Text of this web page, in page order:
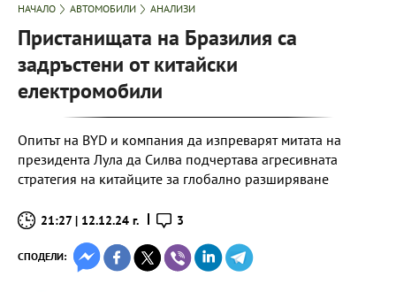
НАЧАЛО АВТОМОБИЛИ АНАЛИЗИ
Пристанищата на Бразилия са
задръстени от китайски
електромобили
Опитът на BYD и компания да изпреварят митата на
президента Лула да Силва подчертава агресивната
стратегия на китайците за глобално разширяване
21:27 | 12.12.24 г. 3
СПОДЕЛИ: